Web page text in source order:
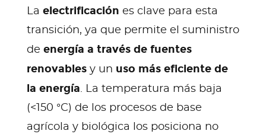
La electrificación es clave para esta
transición, ya que permite el suministro
de energía a través de fuentes
renovables y un uso más eficiente de
la energía . La temperatura más baja
(<150 °C) de los procesos de base
agrícola y biológica los posiciona no